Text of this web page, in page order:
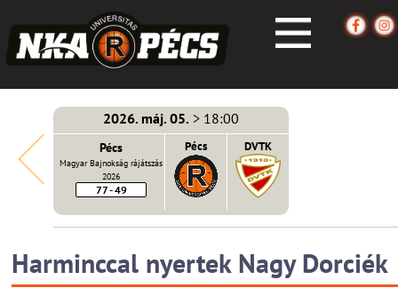
2026. máj. 05. > 18:00
Pécs
Magyar Bajnokság rájátszás
2026
77 - 49
Pécs DVTK
Harminccal nyertek Nagy Dorciék